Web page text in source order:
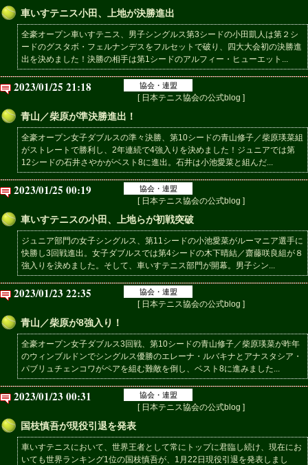
車いすテニス小田、上地が決勝進出
全豪オープン車いすテニス、男子シングルス第3シードの小田凱人は第２シ
ードのグスタボ・フェルナンデスをフルセットで破り、四大大会初の決勝進
出を決めました！決勝の相手は第1シードのアルフィー・ヒューエット...
2023/01/25 21:18 協会・連盟
[ 日本テニス協会の公式blog ]
青山／柴原が準決勝進出！
全豪オープン女子ダブルスの準々決勝、第10シードの青山修子／柴原瑛菜組
がストレートで勝利し、2年連続で4強入りを決めました！ジュニアでは第
12シードの石井さやかがベスト8に進出。石井は小池愛菜と組んだ...
2023/01/25 00:19 協会・連盟
[ 日本テニス協会の公式blog ]
車いすテニスの小田、上地らが初戦突破
ジュニア部門の女子シングルス、第11シードの小池愛菜がルーマニア選手に
快勝し3回戦進出。女子ダブルスでは第4シードの木下晴結／齋藤咲良組が８
強入りを決めました。そして、車いすテニス部門が開幕。男子シン...
2023/01/23 22:35 協会・連盟
[ 日本テニス協会の公式blog ]
青山／柴原が8強入り！
全豪オープン女子ダブルス3回戦、第10シードの青山修子／柴原瑛菜が昨年
のウィンブルドンでシングルス優勝のエレーナ・ルバキナとアナスタシア・
パブリュチェンコワがペアを組む難敵を倒し、ベスト8に進みました...
2023/01/23 00:31 協会・連盟
[ 日本テニス協会の公式blog ]
国枝慎吾が現役引退を発表
車いすテニスにおいて、世界王者として常にトップに君臨し続け、現在にお
いても世界ランキング1位の国枝慎吾が、1月22日現役引退を発表しまし